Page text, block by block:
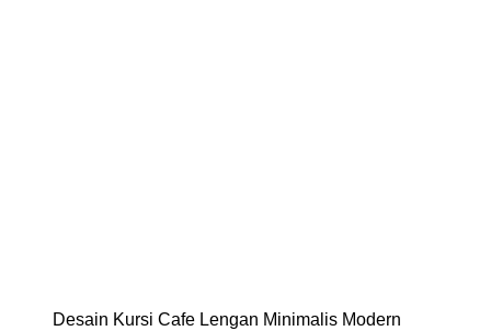
Desain Kursi Cafe Lengan Minimalis Modern